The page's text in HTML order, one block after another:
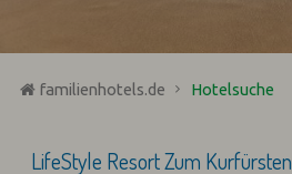
familienhotels.de Hotelsuche
LifeStyle Resort Zum Kurfürsten